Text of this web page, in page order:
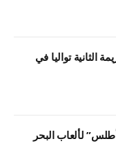
الثانية تواليا في
لألعاب البحر